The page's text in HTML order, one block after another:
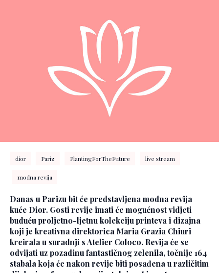
dior Pariz PlantingForTheFuture live stream
modna revija
Danas u Parizu bit će predstavljena modna revija
kuće Dior. Gosti revije imati će mogućnost vidjeti
buduću proljetno-ljetnu kolekciju printeva i dizajna
koji je kreativna direktorica Maria Grazia Chiuri
kreirala u suradnji s Atelier Coloco. Revija će se
odvijati uz pozadinu fantastičnog zelenila, točnije 164
stabala koja će nakon revije biti posađena u različitim